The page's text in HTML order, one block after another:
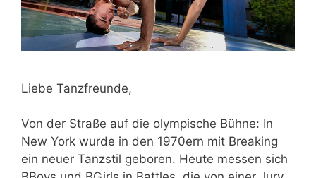
Liebe Tanzfreunde,
Von der Straße auf die olympische Bühne: In
New York wurde in den 1970ern mit Breaking
ein neuer Tanzstil geboren. Heute messen sich